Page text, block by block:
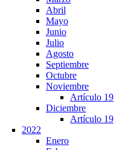
Abril
Mayo
Junio
Julio
Agosto
Septiembre
Octubre
Noviembre
Artículo 19
Diciembre
Artículo 19
2022
Enero